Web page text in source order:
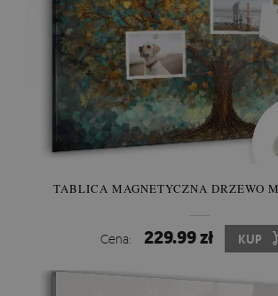
TABLICA MAGNETYCZNA DRZEWO
Cena: 229.99 zł KUP